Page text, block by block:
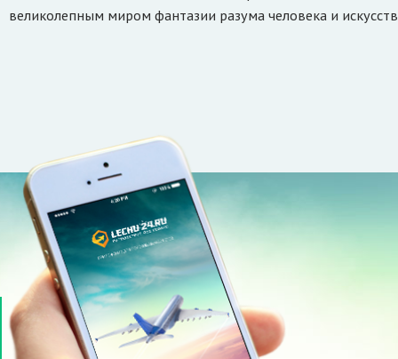
великолепным миром фантазии разума человека и